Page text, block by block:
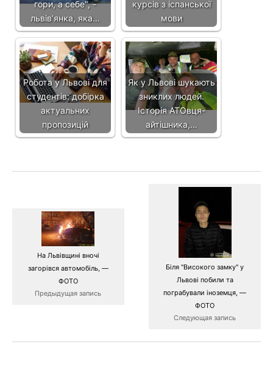
гори, а себе", -
львів’янка, яка…
курсів з іспанської
мови
Робота у Львові для
студентів: добірка
актуальних
пропозицій
Як у Львові шукають
зниклих людей.
Історія АТОвця-
айтішника,…
На Львівщині вночі
загорівся автомобіль, —
ФОТО
Предыдущая запись
Біля "Високого замку" у
Львові побили та
пограбували іноземця, —
ФОТО
Следующая запись